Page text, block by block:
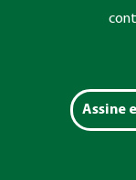
Assine